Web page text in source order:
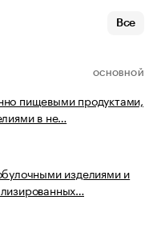
Все
ОСНОВНОЙ
пищевыми продуктами,
в не…
изделиями и